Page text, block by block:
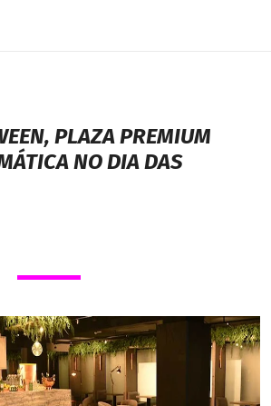
PLAZA PREMIUM
NO DIA DAS